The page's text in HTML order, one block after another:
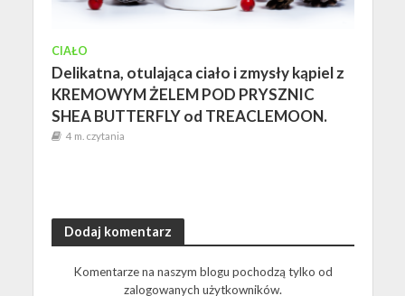
CIAŁO
Delikatna, otulająca ciało i zmysły kąpiel z
KREMOWYM ŻELEM POD PRYSZNIC
SHEA BUTTERFLY od TREACLEMOON.
4 m. czytania
Dodaj komentarz
Komentarze na naszym blogu pochodzą tylko od
zalogowanych użytkowników.